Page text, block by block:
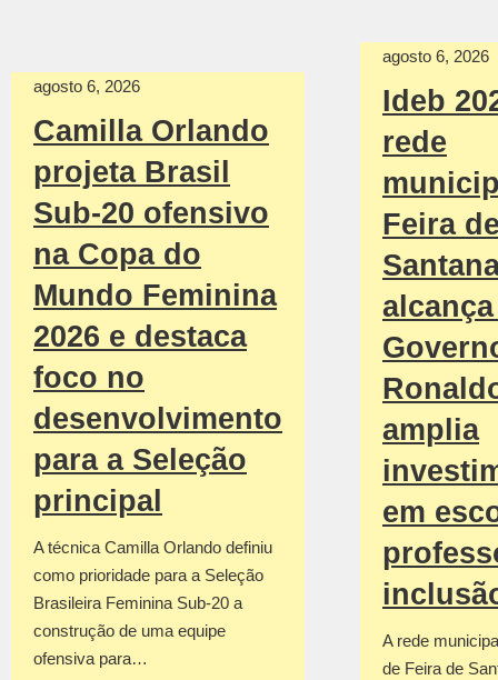
agosto 6, 2026
Camilla Orlando
projeta Brasil
Sub-20 ofensivo
na Copa do
Mundo Feminina
2026 e destaca
foco no
desenvolvimento
para a Seleção
principal
A técnica Camilla Orlando definiu
como prioridade para a Seleção
Brasileira Feminina Sub-20 a
construção de uma equipe
ofensiva para…
agosto 6, 2026
Ideb
rede
Feira
amplia
em
A rede
de Feira de